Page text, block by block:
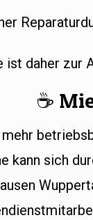
ist daher
☕️
kann sich